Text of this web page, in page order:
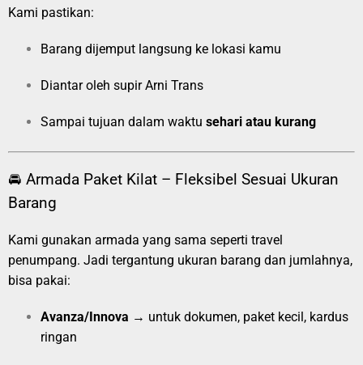
Kami pastikan:
Barang dijemput langsung ke lokasi kamu
Diantar oleh supir Arni Trans
Sampai tujuan dalam waktu sehari atau kurang
🚘 Armada Paket Kilat – Fleksibel Sesuai Ukuran
Barang
Kami gunakan armada yang sama seperti travel
penumpang. Jadi tergantung ukuran barang dan jumlahnya,
bisa pakai:
Avanza/Innova → untuk dokumen, paket kecil, kardus
ringan